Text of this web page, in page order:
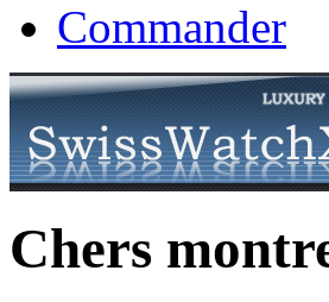
Commander
Chers